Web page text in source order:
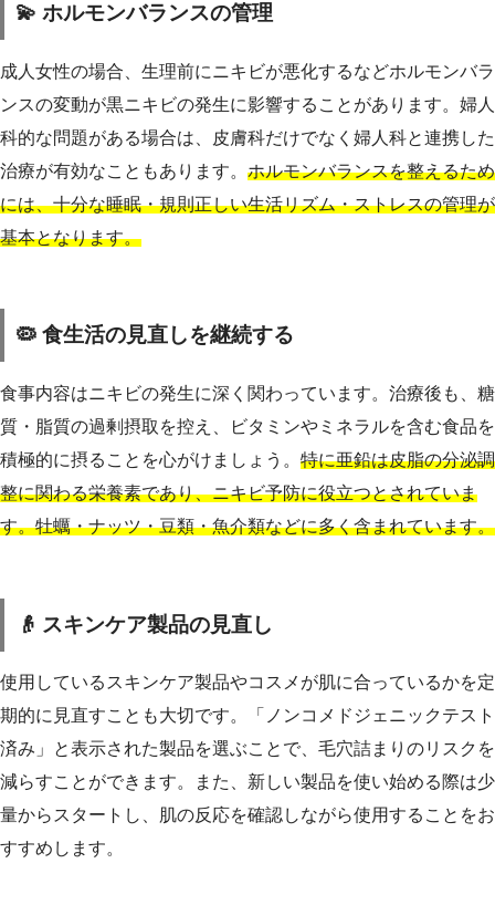
💫 ホルモンバランスの管理
成人女性の場合、生理前にニキビが悪化するなどホルモンバラ
ンスの変動が黒ニキビの発生に影響することがあります。婦人
科的な問題がある場合は、皮膚科だけでなく婦人科と連携した
治療が有効なこともあります。 ホルモンバランスを整えるため
には、十分な睡眠・規則正しい生活リズム・ストレスの管理が
基本となります。
🦠 食生活の見直しを継続する
食事内容はニキビの発生に深く関わっています。治療後も、糖
質・脂質の過剰摂取を控え、ビタミンやミネラルを含む食品を
積極的に摂ることを心がけましょう。 特に亜鉛は皮脂の分泌調
整に関わる栄養素であり、ニキビ予防に役立つとされていま
す。牡蠣・ナッツ・豆類・魚介類などに多く含まれています。
👴 スキンケア製品の見直し
使用しているスキンケア製品やコスメが肌に合っているかを定
期的に見直すことも大切です。「ノンコメドジェニックテスト
済み」と表示された製品を選ぶことで、毛穴詰まりのリスクを
減らすことができます。また、新しい製品を使い始める際は少
量からスタートし、肌の反応を確認しながら使用することをお
すすめします。